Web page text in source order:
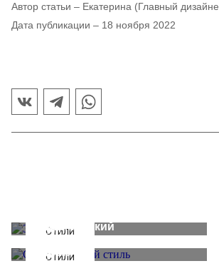
Автор статьи – Екатерина (Главный
Дата публикации – 18 ноября 2022
Стили
2022
Стили
Скандинавский
2022
Каким
дизайн
Ванные